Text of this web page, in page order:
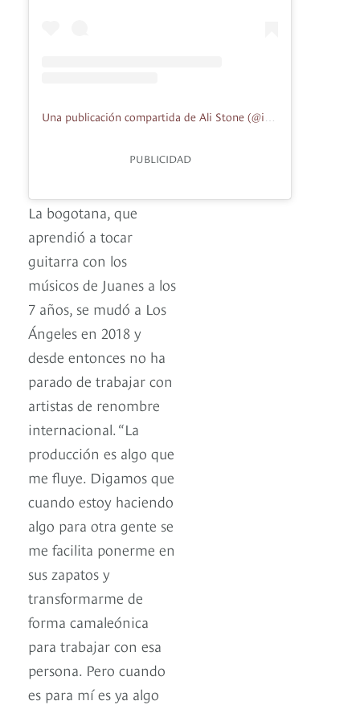
PUBLICIDAD
La bogotana, que
aprendió a tocar
guitarra con los
músicos de Juanes a los
7 años, se mudó a Los
Ángeles en 2018 y
desde entonces no ha
parado de trabajar con
artistas de renombre
internacional. “La
producción es algo que
me fluye. Digamos que
cuando estoy haciendo
algo para otra gente se
me facilita ponerme en
sus zapatos y
transformarme de
forma camaleónica
para trabajar con esa
persona. Pero cuando
es para mí es ya algo